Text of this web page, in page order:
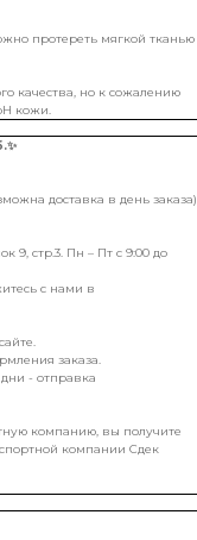
протереть мягкой тканью
качества, но к сожалению
кожи.
✨
доставка в день заказа)
9, стр.3. Пн – Пт с 9:00 до
с нами в
заказа.
- отправка
компанию, вы получите
компании Сдек